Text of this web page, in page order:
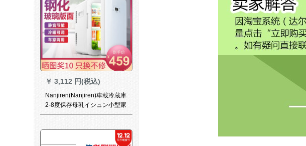
￥ 3,112 円(税込)
Nanjiren(Nanjiren)車載冷蔵庫
2-8度保存母乳イシュン小型家
庭用化粧品成長ホルモン車家